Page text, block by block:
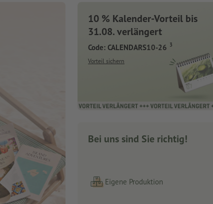
10 % Kalender-Vorteil bis
31.08. verlängert
Code: CALENDARS10-26 3
Vorteil sichern
Bei uns sind Sie richtig!
Eigene Produktion